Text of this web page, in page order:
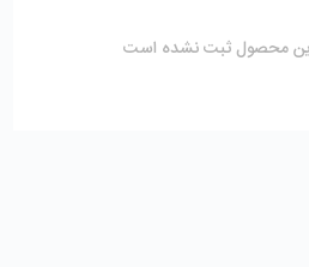
محصول ثبت نشده است